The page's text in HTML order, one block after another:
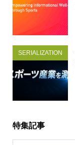
SERIALIZATION
特集記事